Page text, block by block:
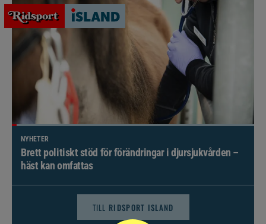
NYHETER
Brett politiskt stöd för förändringar i djursjukvården –
häst kan omfattas
TILL RIDSPORT ISLAND